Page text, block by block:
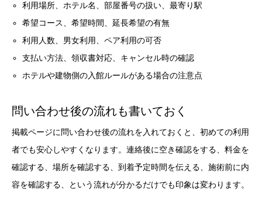
利用場所、ホテル名、部屋番号の扱い、最寄り駅
希望コース、希望時間、延長希望の有無
利用人数、男女利用、ペア利用の可否
支払い方法、領収書対応、キャンセル時の確認
ホテルや建物側の入館ルールがある場合の注意点
問い合わせ後の流れも書いておく
掲載ページに問い合わせ後の流れを入れておくと、初めての利用
者でも安心しやすくなります。連絡後に空き確認をする、料金を
確認する、場所を確認する、到着予定時間を伝える、施術前に内
容を確認する、という流れが分かるだけでも印象は変わります。